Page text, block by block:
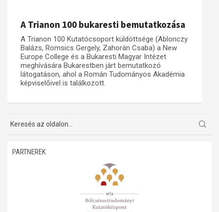
Műhelymunkák
A Trianon 100 bukaresti bemutatkozása
A Trianon 100 Kutatócsoport küldöttsége (Ablonczy
Balázs, Romsics Gergely, Zahorán Csaba) a New
Europe College és a Bukaresti Magyar Intézet
meghívására Bukarestben járt bemutatkozó
látogatáson, ahol a Román Tudományos Akadémia
képviselőivel is találkozott.
PARTNEREK